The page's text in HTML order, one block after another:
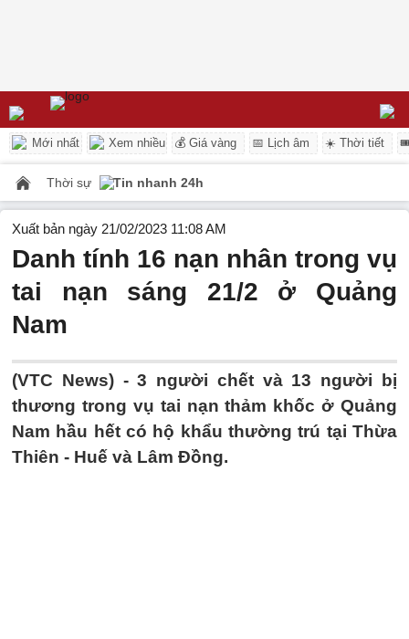
Mới nhất Xem nhiều 💰 Giá vàng 📅 Lịch âm ☀️ Thời tiết
Thời sự Tin nhanh 24h
Xuất bản ngày 21/02/2023 11:08 AM
Danh tính 16 nạn nhân trong vụ
tai nạn sáng 21/2 ở Quảng
Nam
(VTC News) -3 người chết và 13 người bị
thương trong vụ tai nạn thảm khốc ở Quảng
Nam hầu hết có hộ khẩu thường trú tại Thừa
Thiên - Huế và Lâm Đồng.